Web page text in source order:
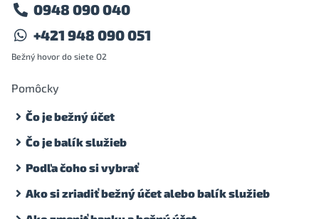
0948 090 040
+421 948 090 051
Bežný hovor do siete O2
Pomôcky
Čo je bežný účet
Čo je balík služieb
Podľa čoho si vybrať
Ako si zriadiť bežný účet alebo balík služieb